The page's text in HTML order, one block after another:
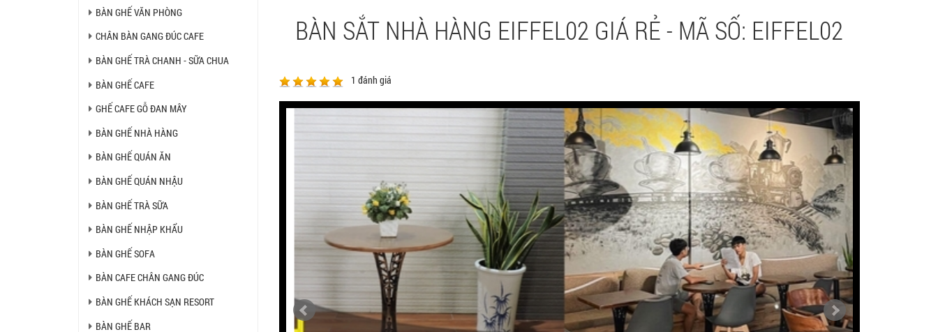
BÀN SẮT NHÀ HÀNG EIFFEL02 GIÁ RẺ - MÃ SỐ: EIFFEL02
1 đánh giá
BÀN GHẾ VĂN PHÒNG
CHÂN BÀN GANG ĐÚC CAFE
BÀN GHẾ TRÀ CHANH - SỮA CHUA
BÀN GHẾ CAFE
GHẾ CAFE GỖ ĐAN MÂY
BÀN GHẾ NHÀ HÀNG
BÀN GHẾ QUÁN ĂN
BÀN GHẾ QUÁN NHẬU
BÀN GHẾ TRÀ SỮA
BÀN GHẾ NHẬP KHẨU
BÀN GHẾ SOFA
BÀN CAFE CHÂN GANG ĐÚC
BÀN GHẾ KHÁCH SẠN RESORT
BÀN GHẾ BAR
2.270.000 VNĐ
SP: N46
Ghế Ăn nhập khẩu ELLA - Mã
Liên hệ
BÀN BAR BEER CLUB BCF
SX GIÁ RẺ - MÃ SỐ: BCF SX
750.000 VNĐ
CAFE CHÂN GỖ GIÁ RẺ - MÃ
SỐ: M002
550.000 VNĐ
GHẾ XẾP GẤP GIÁ RẺ - MÃ
SỐ: X001